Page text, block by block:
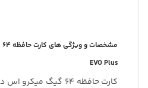
پیشرفته و سرعت بالا طراحی و
مشخصات و ویژگی های کارت حافظه 64 گیگ micro SD
EVO Plus